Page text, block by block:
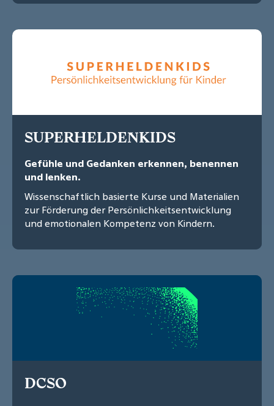
SUPERHELDENKIDS
Gefühle und Gedanken erkennen, benennen
und lenken.
Wissenschaftlich basierte Kurse und Materialien
zur Förderung der Persönlichkeitsentwicklung
und emotionalen Kompetenz von Kindern.
DCSO